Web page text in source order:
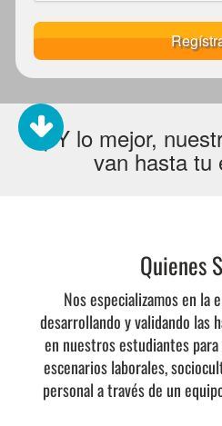
¡ Y lo mejor,
van hasta tu
Quienes
Nos especializamos en la
desarrollando y validando las
en nuestros estudiantes
escenarios laborales,
personal a través de un